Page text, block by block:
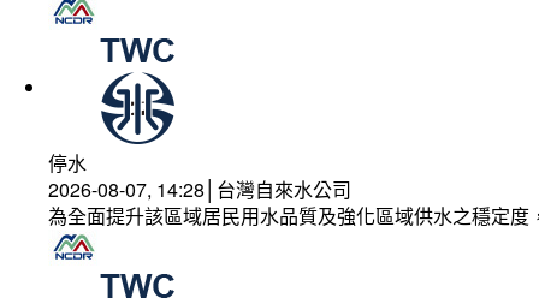
停水
2026-08-07, 14:28│台灣自來水公司
為全面提升該區域居民用水品質及強化區域供水之穩定